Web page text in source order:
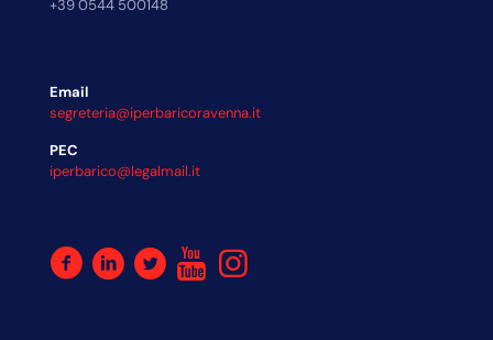
+39 0544 500148
Email
segreteria@iperbaricoravenna.it
PEC
iperbarico@legalmail.it